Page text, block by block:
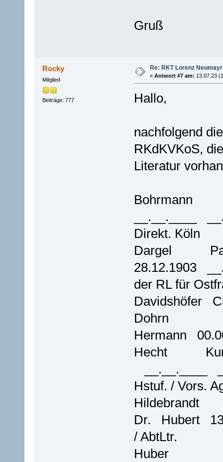
Gruß
Rocky
Mitglied
Beiträge: 777
Re: RKT Lorenz Neumayr
« Antwort #7 am: 13.07.23
Hallo,
nachfolgend
RKdKVKoS,
Literatur
__.__.____
Direkt. Köln
Dargel
28.12.1903
der RL für
Davidshöfer
Dohrn
Hermann
Hecht
__.__.____
Hstuf. / Vors.
Hildebrandt
Dr. Hubert
/ AbtLtr.
Huber